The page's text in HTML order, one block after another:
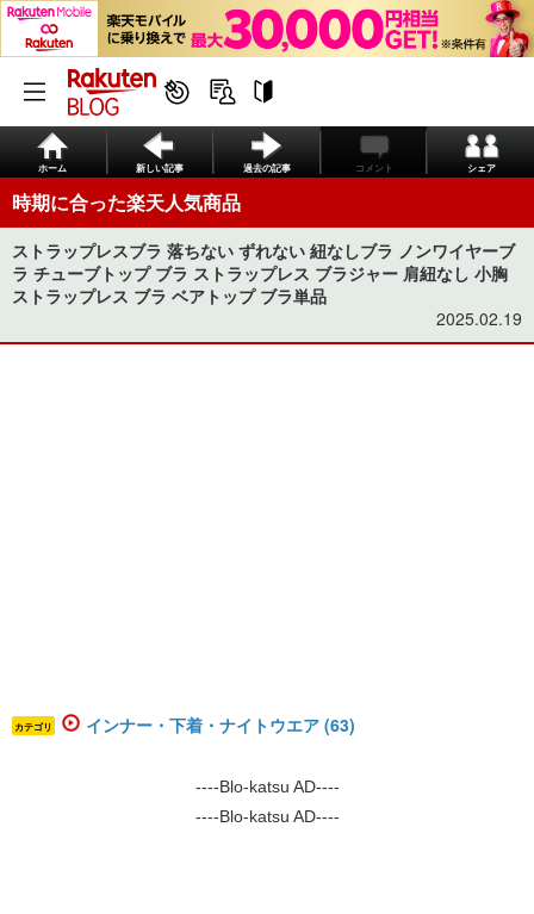
ホーム 新しい記事 過去の記事 コメント シェア
時期に合った楽天人気商品
ストラップレスブラ 落ちない ずれない 紐なしブラ ノンワイヤーブ
ラ チューブトップ ブラ ストラップレス ブラジャー 肩紐なし 小胸
ストラップレス ブラ ベアトップ ブラ単品
2025.02.19
カテゴリ インナー・下着・ナイトウエア (63)
----Blo-katsu AD----
----Blo-katsu AD----